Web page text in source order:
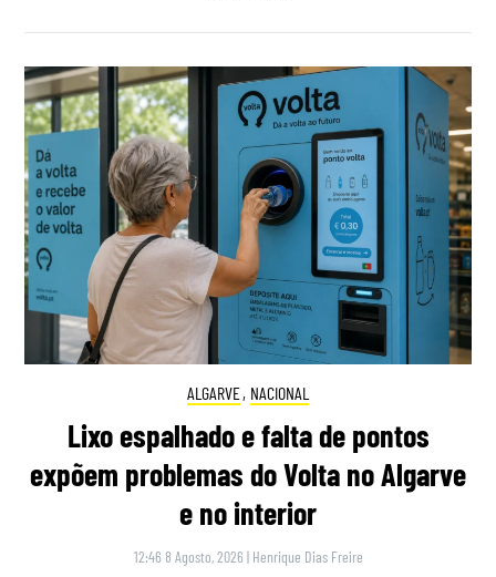
ALGARVE, NACIONAL
Lixo espalhado e falta de pontos
expõem problemas do Volta no Algarve
e no interior
12:46 8 Agosto, 2026 | Henrique Dias Freire